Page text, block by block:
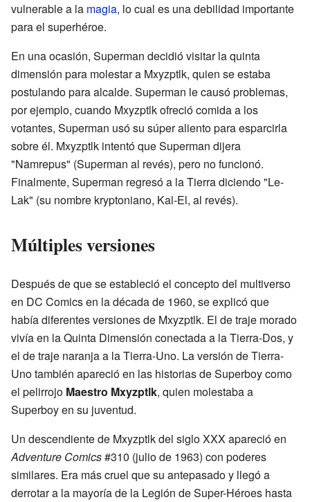
vulnerable a la magia, lo cual es una debilidad importante
para el superhéroe.
En una ocasión, Superman decidió visitar la quinta
dimensión para molestar a Mxyzptlk, quien se estaba
postulando para alcalde. Superman le causó problemas,
por ejemplo, cuando Mxyzptlk ofreció comida a los
votantes, Superman usó su súper aliento para esparcirla
sobre él. Mxyzptlk intentó que Superman dijera
"Namrepus" (Superman al revés), pero no funcionó.
Finalmente, Superman regresó a la Tierra diciendo "Le-
Lak" (su nombre kryptoniano, Kal-El, al revés).
Múltiples versiones
Después de que se estableció el concepto del multiverso
en DC Comics en la década de 1960, se explicó que
había diferentes versiones de Mxyzptlk. El de traje morado
vivía en la Quinta Dimensión conectada a la Tierra-Dos, y
el de traje naranja a la Tierra-Uno. La versión de Tierra-
Uno también apareció en las historias de Superboy como
el pelirrojo Maestro Mxyzptlk, quien molestaba a
Superboy en su juventud.
Un descendiente de Mxyzptlk del siglo XXX apareció en
Adventure Comics#310 (julio de 1963) con poderes
similares. Era más cruel que su antepasado y llegó a
derrotar a la mayoría de la Legión de Super-Héroes hasta